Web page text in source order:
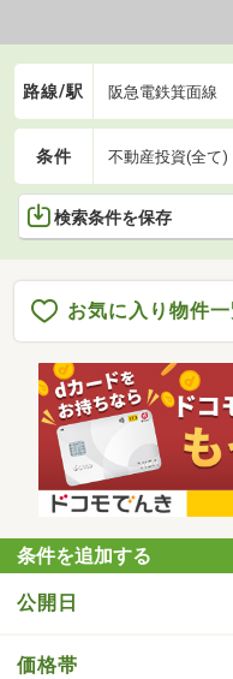
路線/駅 阪急電鉄箕面線
条件 不動産投資(全て)
検索条件を保存
お気に入り物件
条件を追加する
公開日
価格帯